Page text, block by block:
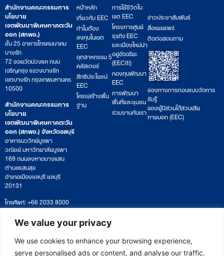
We value your privacy
We use cookies to enhance your browsing experience,
serve personalised ads or content, and analyse our traffic.
สำนักงานคณะกรรมการ
นโยบาย
เขตพัฒนาพิเศษภาคตะวัน
ออก (สกพอ.)
ชั้น 25 อาคารโทรคมนาคม
บางรัก
72 ซอยวัดม่วงแค ถนน
เจริญกรุง แขวงบางรัก
เขตบางรัก กรุงเทพมหานคร
10500
สำนักงานคณะกรรมการ
นโยบาย
เขตพัฒนาพิเศษภาคตะวัน
ออก (สกพอ.) จังหวัดชลบุรี
อาคารนววิทย์บูรพา
วณิชย์ มหาวิทยาลัยบูรพา
169 ถนนลงหาดบางแสน
ตำบลแสนสุข
อำเภอเมืองชลบุรี ชลบุรี
20131
โทรศัพท์: +66 2033 8000
เวลาทำการ: จันทร์ – ศุกร์
09:00 – 17:00 น.
ติดตามหนังสือหรือยื่นเอกสาร
saraban@eeco.or.th
หน้าหลัก
เกี่ยวกับ EEC
ทำไมต้อง
ลงทุนในเขต
EEC
อุตสาหกรรม 5
คลัสเตอร์
สิทธิประโยชน์
EEC
โครงสร้างพื้น
ฐาน
การใช้ชีวิตใน
เขต EEC
โครงการศูนย์
ธุรกิจ EEC
และเมืองใหม่น่า
อยู่อัจฉริยะ
(EECiti)
กองทุนพัฒนา
EEC
การพัฒนา
พื้นที่และชุมชน
ร่วมงานกับเรา
ข่าวประชาสัมพันธ์
สื่อเผยแพร่
ติดต่อสอบถาม
ช่องทางการตอบแบบวัดการ
รับรู้
ของผู้มีส่วนได้ส่วนเสีย
ภายนอก (EEC)